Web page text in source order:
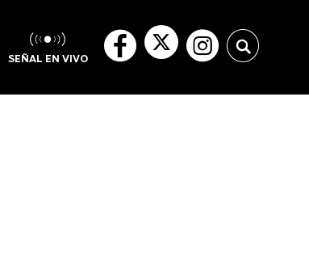
SEÑAL EN VIVO